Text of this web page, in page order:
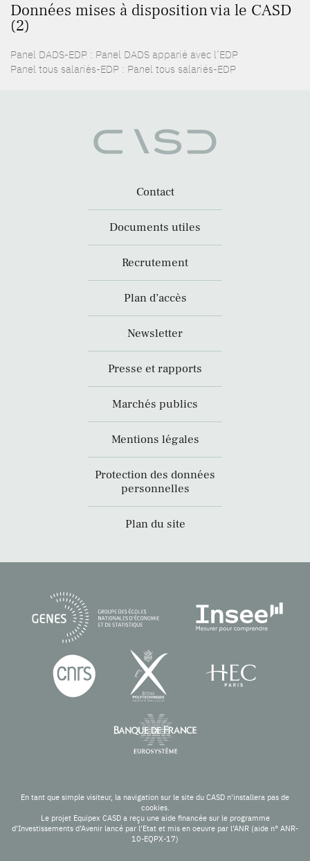
Données mises à disposition via le CASD
(2)
Panel DADS-EDP : Panel DADS apparié avec l’EDP
Panel tous salariés-EDP : Panel tous salariés-EDP
Contact
Documents utiles
Recrutement
Plan d’accès
Newsletter
Presse et rapports
Marchés publics
Mentions légales
Protection des données
personnelles
Plan du site
En tant que simple visiteur, la navigation sur le site du CASD n'installera pas de
cookies.
Le projet Equipex CASD a reçu une aide financée sur le programme
d’Investissements d’Avenir lancé par l’Etat et mis en oeuvre par l’ANR (aide n° ANR-
10-EQPX-17)